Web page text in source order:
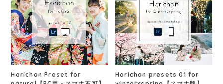
Horichan Preset for
Horichan presets 01 for